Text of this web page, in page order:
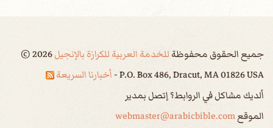
جميع الحقوق محفوظةللخدمة العربية للكرازة بالإنجيل ©2026
P.O. Box 486, Dracut, MA 01826 USA - أخبارنا السريعة
ألديك مشاكل في الروابط؟ إتصل بمدير
الموقعwebmaster@arabicbible.com